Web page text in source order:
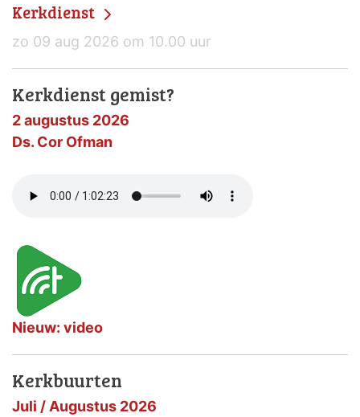
Kerkdienst
zo 09 aug 2026 om 10.00 uur
Kerkdienst gemist?
2 augustus 2026
Ds. Cor Ofman
Nieuw: video
Kerkbuurten
Juli / Augustus 2026